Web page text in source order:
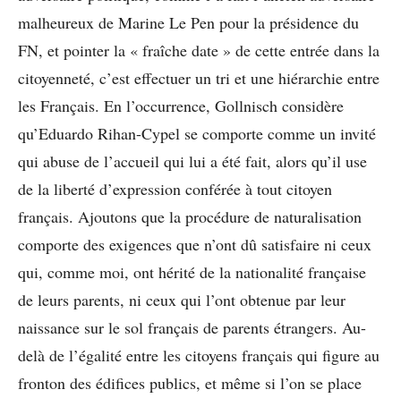
malheureux de Marine Le Pen pour la présidence du
FN, et pointer la « fraîche date » de cette entrée dans la
citoyenneté, c’est effectuer un tri et une hiérarchie entre
les Français. En l’occurrence, Gollnisch considère
qu’Eduardo Rihan-Cypel se comporte comme un invité
qui abuse de l’accueil qui lui a été fait, alors qu’il use
de la liberté d’expression conférée à tout citoyen
français. Ajoutons que la procédure de naturalisation
comporte des exigences que n’ont dû satisfaire ni ceux
qui, comme moi, ont hérité de la nationalité française
de leurs parents, ni ceux qui l’ont obtenue par leur
naissance sur le sol français de parents étrangers. Au-
delà de l’égalité entre les citoyens français qui figure au
fronton des édifices publics, et même si l’on se place